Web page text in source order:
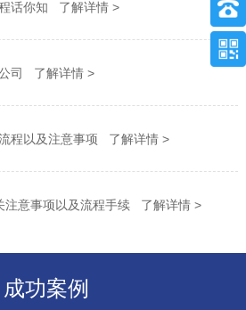
话你知 了解详情 >
司 了解详情 >
程以及注意事项 了解详情 >
注意事项以及流程手续 了解详情 >
成功案例